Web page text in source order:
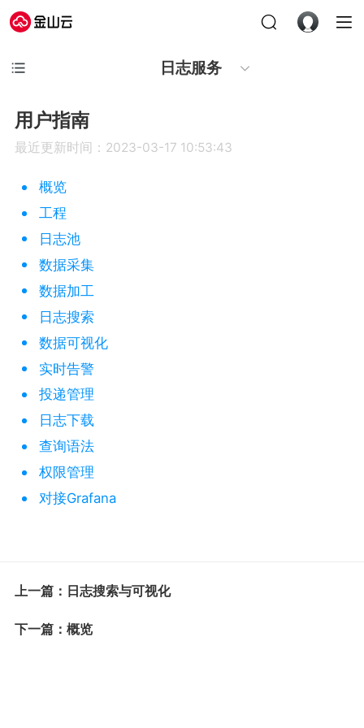
日志服务
用户指南
最近更新时间：2023-03-17 10:53:43
概览
工程
日志池
数据采集
数据加工
日志搜索
数据可视化
实时告警
投递管理
日志下载
查询语法
权限管理
对接Grafana
上一篇：日志搜索与可视化
下一篇：概览